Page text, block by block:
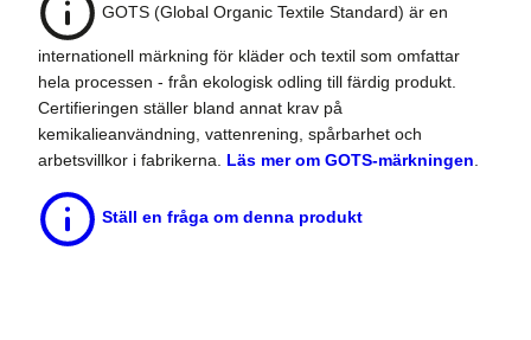
GOTS (Global Organic Textile Standard) är en
internationell märkning för kläder och textil som omfattar
hela processen - från ekologisk odling till färdig produkt.
Certifieringen ställer bland annat krav på
kemikalieanvändning, vattenrening, spårbarhet och
arbetsvillkor i fabrikerna. Läs mer om GOTS-märkningen
Ställ en fråga om denna produkt